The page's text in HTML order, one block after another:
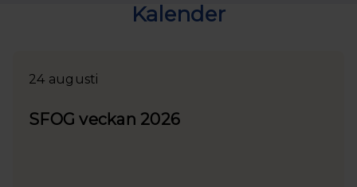
Kalender
24 augusti
SFOG veckan 2026